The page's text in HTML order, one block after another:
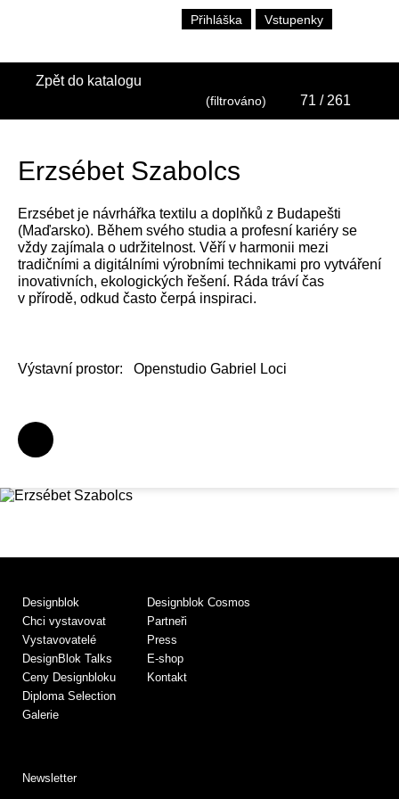
Přihláška Vstupenky
Zpět do katalogu
(filtrováno) 71 / 261
Erzsébet Szabolcs
Erzsébet je návrhářka textilu a doplňků z Budapešti
(Maďarsko). Během svého studia a profesní kariéry se
vždy zajímala o udržitelnost. Věří v harmonii mezi
tradičními a digitálními výrobními technikami pro vytváření
inovativních, ekologických řešení. Ráda tráví čas
v přírodě, odkud často čerpá inspiraci.
Výstavní prostor: Openstudio Gabriel Loci
Designblok
Chci vystavovat
Vystavovatelé
DesignBlok Talks
Ceny Designbloku
Diploma Selection
Galerie
Designblok Cosmos
Partneři
Press
E-shop
Kontakt
Newsletter